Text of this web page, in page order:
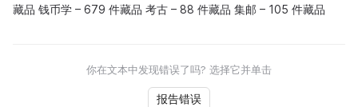
藏品 钱币学 – 679 件藏品 考古 – 88 件藏品 集邮 – 105 件藏品
你在文本中发现错误了吗? 选择它并单击
报告错误